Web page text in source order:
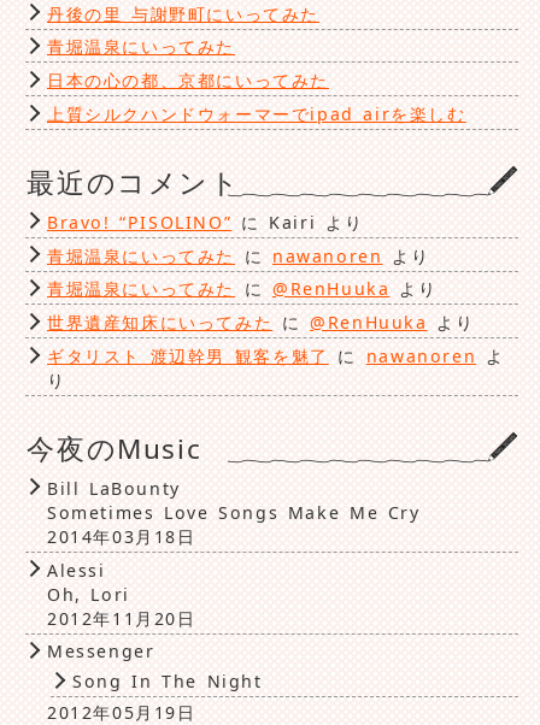
丹後の里 与謝野町にいってみた
青堀温泉にいってみた
日本の心の都、京都にいってみた
上質シルクハンドウォーマーでipad airを楽しむ
最近のコメント
Bravo! “PISOLINO” に Kairi
より
青堀温泉にいってみた
に nawanoren
より
青堀温泉にいってみた
に @RenHuuka より
世界遺産知床にいってみた に@RenHuuka より
ギタリスト 渡辺幹男 観客を魅了
に nawanoren よ
り
今夜のMusic
Bill LaBounty
Sometimes Love Songs Make Me Cry
2014年03月18日
Alessi
Oh, Lori
2012年11月20日
Messenger
Song In The Night
2012年05月19日